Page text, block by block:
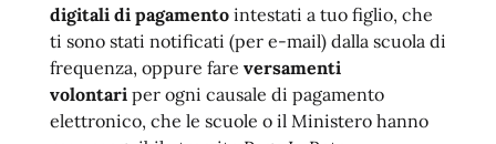
digitali di pagamento intestati a tuo figlio, che
ti sono stati notificati (per e-mail) dalla scuola di
frequenza, oppure fare versamenti
volontari per ogni causale di pagamento
elettronico, che le scuole o il Ministero hanno